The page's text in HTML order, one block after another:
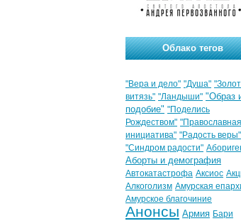
Облако тегов
"Вера и дело" "Душа"
витязь" "Ландыши" "Образ
подобие" "Поделись
Рождеством" "Православная
инициатива" "Радость веры"
"Синдром радости"
Аборты и демография
Автокатастрофа Аксиос
Алкоголизм Амурская
Амурское благочиние
Анонсы Армия Бари